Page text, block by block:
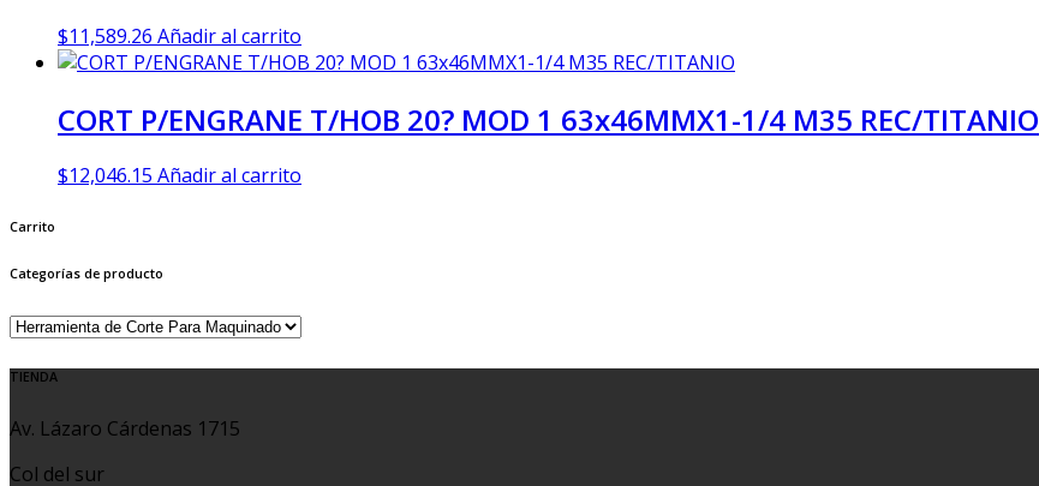
$11,589.26 Añadir al carrito
CORT P/ENGRANE T/HOB 20? MOD 1 63x46MMX1-1/4 M35 REC/TITANIO
$12,046.15 Añadir al carrito
Carrito
Categorías de producto
TIENDA
Av. Lázaro Cárdenas 1715
Col del sur